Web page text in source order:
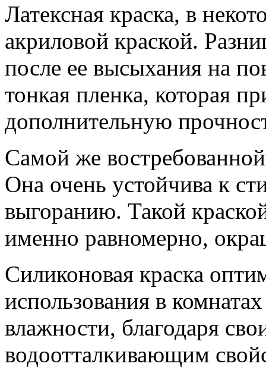
Латексная краска, в
акриловой краской.
после ее высыхания на
тонкая пленка, которая
дополнительную
Самой же востребованной
Она очень устойчива к
выгоранию. Такой
именно равномерно,
Силиконовая краска
использования в
влажности, благодаря
водоотталкивающим